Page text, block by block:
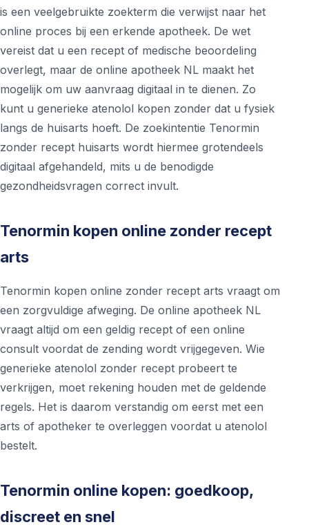
is een veelgebruikte zoekterm die verwijst naar het
online proces bij een erkende apotheek. De wet
vereist dat u een recept of medische beoordeling
overlegt, maar de online apotheek NL maakt het
mogelijk om uw aanvraag digitaal in te dienen. Zo
kunt u generieke atenolol kopen zonder dat u fysiek
langs de huisarts hoeft. De zoekintentie Tenormin
zonder recept huisarts wordt hiermee grotendeels
digitaal afgehandeld, mits u de benodigde
gezondheidsvragen correct invult.
Tenormin kopen online zonder recept
arts
Tenormin kopen online zonder recept arts vraagt om
een zorgvuldige afweging. De online apotheek NL
vraagt altijd om een geldig recept of een online
consult voordat de zending wordt vrijgegeven. Wie
generieke atenolol zonder recept probeert te
verkrijgen, moet rekening houden met de geldende
regels. Het is daarom verstandig om eerst met een
arts of apotheker te overleggen voordat u atenolol
bestelt.
Tenormin online kopen: goedkoop,
discreet en snel